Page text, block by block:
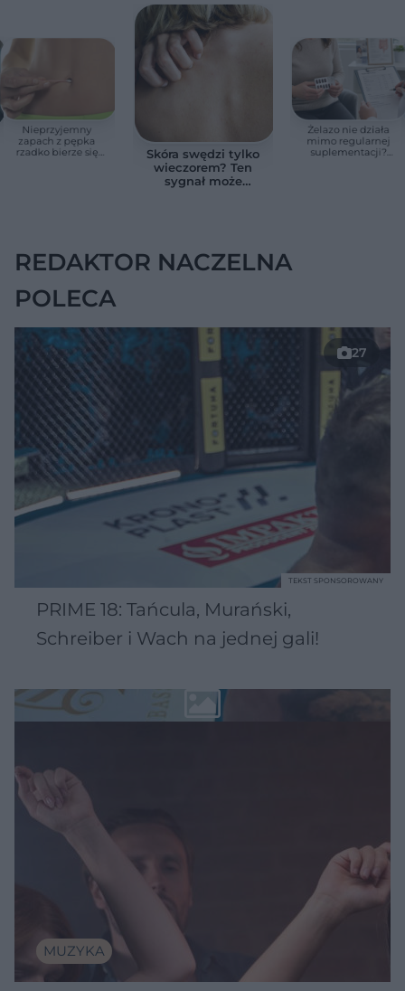
Nieprzyjemny
zapach z pępka
rzadko bierze się
Skóra swędzi tylko
wieczorem? Ten
sygnał może
Żelazo nie działa
mimo regularnej
suplementacji?
REDAKTOR NACZELNA
POLECA
27
PRIME 18: Tańcula, Murański,
Schreiber i Wach na jednej gali!
TEKST SPONSOROWANY
MUZYKA